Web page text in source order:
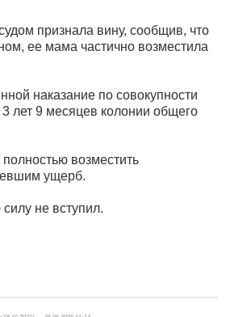
признала вину, сообщив, что
ее мама частично возместила
наказание по совокупности
лет 9 месяцев колонии общего
возместить
ущерб.
не вступил.